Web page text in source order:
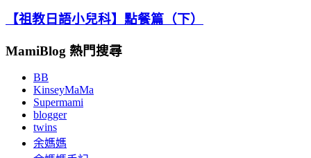
【祖教日語小兒科】點餐篇（下）
MamiBlog 熱門搜尋
BB
KinseyMaMa
Supermami
blogger
twins
余媽媽